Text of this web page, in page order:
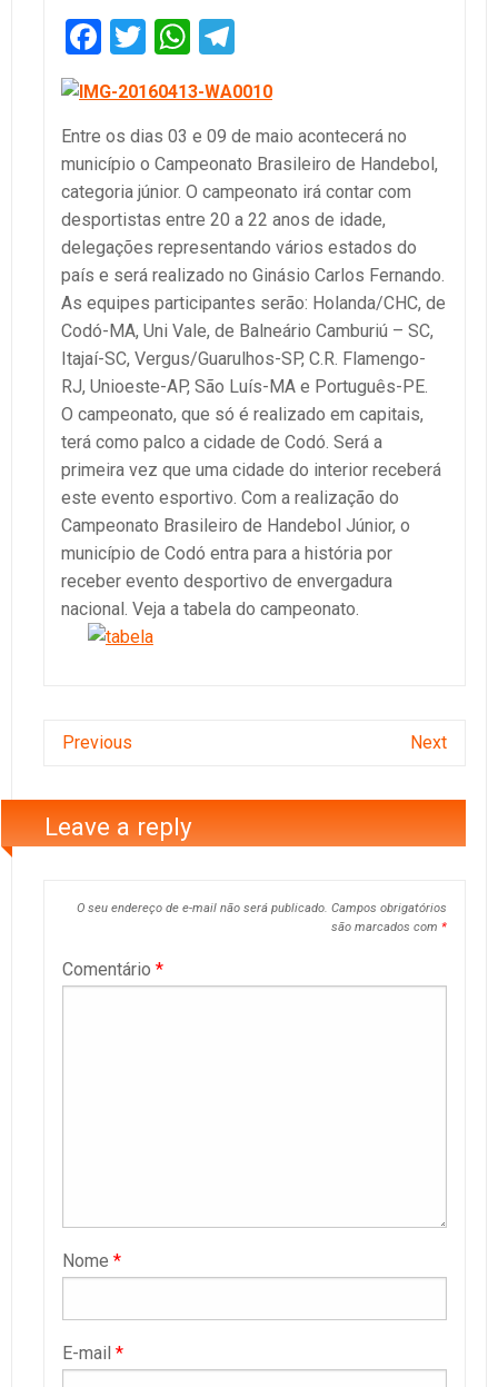
Facebook
TwitterWhatsApp
Entre os dias 03 e 09 de maio acontecerá no
município o Campeonato Brasileiro de Handebol,
categoria júnior. O campeonato irá contar com
desportistas entre 20 a 22 anos de idade,
delegações representando vários estados do
país e será realizado no Ginásio Carlos Fernando.
As equipes participantes serão: Holanda/CHC, de
Codó-MA, Uni Vale, de Balneário Camburiú – SC,
Itajaí-SC, Vergus/Guarulhos-SP, C.R. Flamengo-
RJ, Unioeste-AP, São Luís-MA e Português-PE.
O campeonato, que só é realizado em capitais,
terá como palco a cidade de Codó. Será a
primeira vez que uma cidade do interior receberá
este evento esportivo. Com a realização do
Campeonato Brasileiro de Handebol Júnior, o
município de Codó entra para a história por
receber evento desportivo de envergadura
nacional. Veja a tabela do campeonato.
Previous Next
Leave a reply
O seu endereço de e-mail não será publicado. Campos obrigatórios
são marcados com *
Comentário *
Nome *
E-mail *